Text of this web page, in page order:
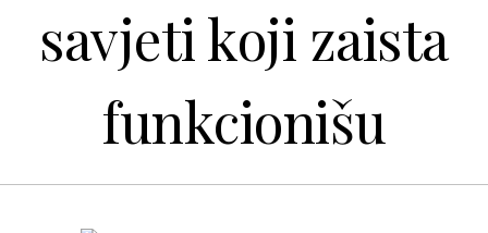
savjeti koji zaista
funkcionišu